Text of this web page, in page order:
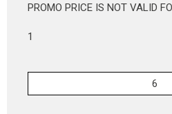
PROMO PRICE IS NOT VALID
1